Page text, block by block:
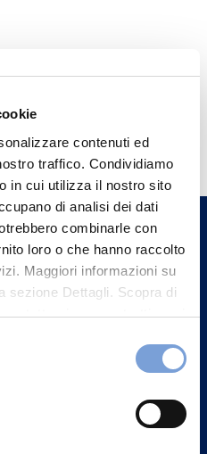
contenuti ed
traffico. Condividiamo
in cui utilizza il nostro sito
di analisi dei dati
combinarle con
loro o che hanno raccolto
Maggiori informazioni su
sezione Dettagli. Scopra di
e come trattiamo i
nella sezione "Informativa
a te e parla con